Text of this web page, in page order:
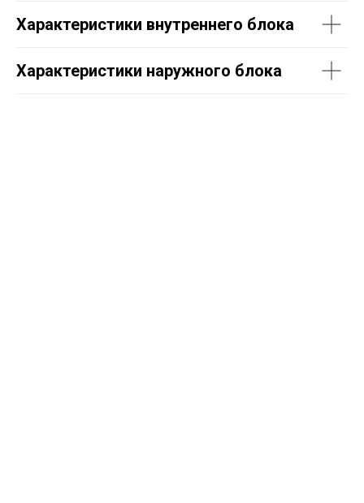
Характеристики внутреннего блока
Характеристики наружного блока